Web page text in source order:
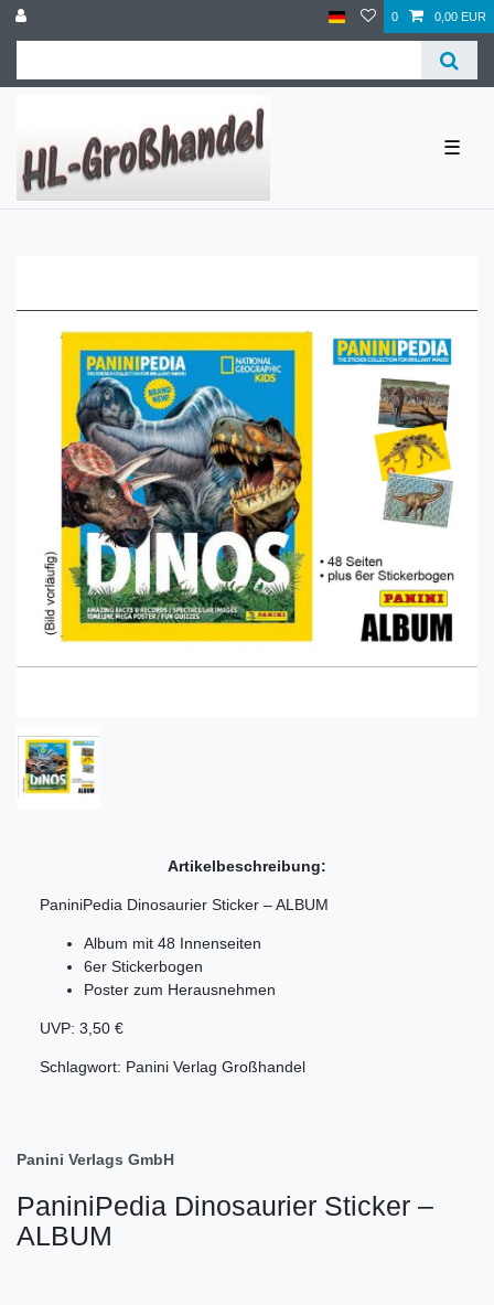
0 0,00 EUR
☰
Artikelbeschreibung:
PaniniPedia Dinosaurier Sticker – ALBUM
Album mit 48 Innenseiten
6er Stickerbogen
Poster zum Herausnehmen
UVP: 3,50 €
Schlagwort: Panini Verlag Großhandel
Panini Verlags GmbH
PaniniPedia Dinosaurier Sticker –
ALBUM